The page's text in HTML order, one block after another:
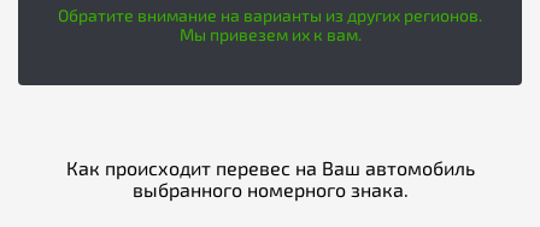
Обратите внимание на варианты из других регионов.
Мы привезем их к вам.
Как происходит перевес на Ваш автомобиль
выбранного номерного знака.